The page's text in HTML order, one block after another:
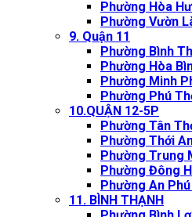
Phường Hòa
Phường Vườn
9. Quận 11
Phường Bình
Phường Hòa
Phường Minh
Phường Phú
10.QUẬN 12-5P
Phường Tân
Phường Thới
Phường Trung
Phường Đông
Phường An
11. BÌNH THẠNH